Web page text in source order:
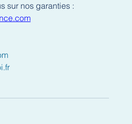
sur nos garanties :